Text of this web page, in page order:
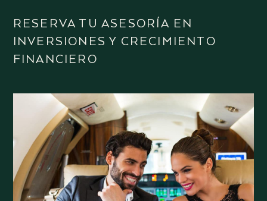
RESERVA TU ASESORÍA EN
INVERSIONES Y CRECIMIENTO
FINANCIERO